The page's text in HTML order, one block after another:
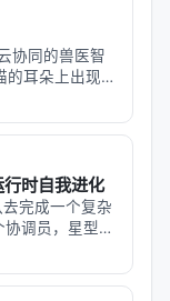
与人工评估交
性与安全策略
基准。
限制、基准与
跨语言泛化
全风险。未来
配、与知识图
荐系统的因果
协同的兽医智
耳朵上出现了
"猫耳朵红
状细胞癌。你焦
时自我进化
完成一个复杂
调员，星型汇
师同时被分到
出错；而验证者